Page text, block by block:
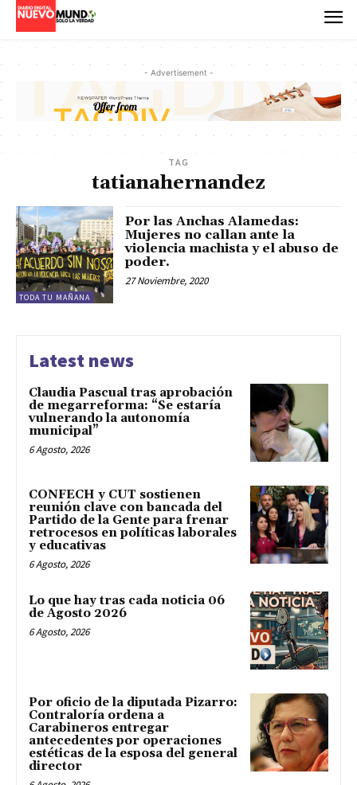
- Advertisement -
TAG
tatianahernandez
TODA TU MAÑANA
Por las Anchas Alamedas:
Mujeres no callan ante la
violencia machista y el abuso de
poder.
27 Noviembre, 2020
Latest news
Claudia Pascual tras aprobación
de megarreforma: “Se estaría
vulnerando la autonomía
municipal”
6 Agosto, 2026
CONFECH y CUT sostienen
reunión clave con bancada del
Partido de la Gente para frenar
retrocesos en políticas laborales
y educativas
6 Agosto, 2026
Lo que hay tras cada noticia 06
de Agosto 2026
6 Agosto, 2026
Por oficio de la diputada Pizarro:
Contraloría ordena a
Carabineros entregar
antecedentes por operaciones
estéticas de la esposa del general
director